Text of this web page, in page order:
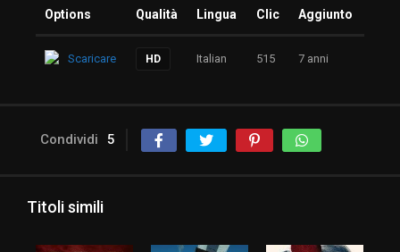
Options Qualità Lingua Clic Aggiunto
Scaricare HD Italian 515 7 anni
Condividi 5
Titoli simili